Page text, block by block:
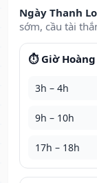
Ngày Thanh
sớm, cầu tài
⏱️ Giờ
3h – 4h
9h – 10h
17h – 18h